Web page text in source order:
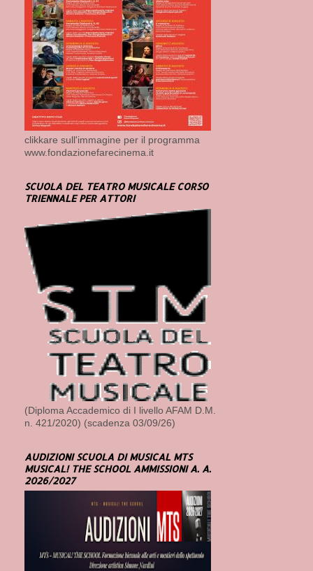
clikkare sull'immagine per il programma
www.fondazionefarecinema.it
SCUOLA DEL TEATRO MUSICALE CORSO
TRIENNALE PER ATTORI
(Diploma Accademico di I livello AFAM D.M.
n. 421/2020) (scadenza 03/09/26)
AUDIZIONI SCUOLA DI MUSICAL MTS
MUSICAL! THE SCHOOL AMMISSIONI A. A.
2026/2027